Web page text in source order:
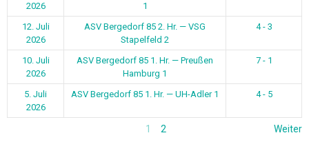
2026
1
12. Juli
2026
ASV Bergedorf 85 2. Hr. — VSG
Stapelfeld 2
4 - 3
10. Juli
2026
ASV Bergedorf 85 1. Hr. — Preußen
Hamburg 1
7 - 1
5. Juli
2026
ASV Bergedorf 85 1. Hr. — UH-Adler 1 4 - 5
1 2 Weiter